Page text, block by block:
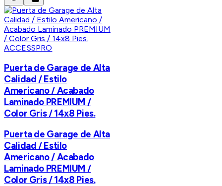
ACCESSPRO
Puerta de Garage de Alta
Calidad / Estilo
Americano / Acabado
Laminado PREMIUM /
Color Gris / 14x8 Pies.
Puerta de Garage de Alta
Calidad / Estilo
Americano / Acabado
Laminado PREMIUM /
Color Gris / 14x8 Pies.